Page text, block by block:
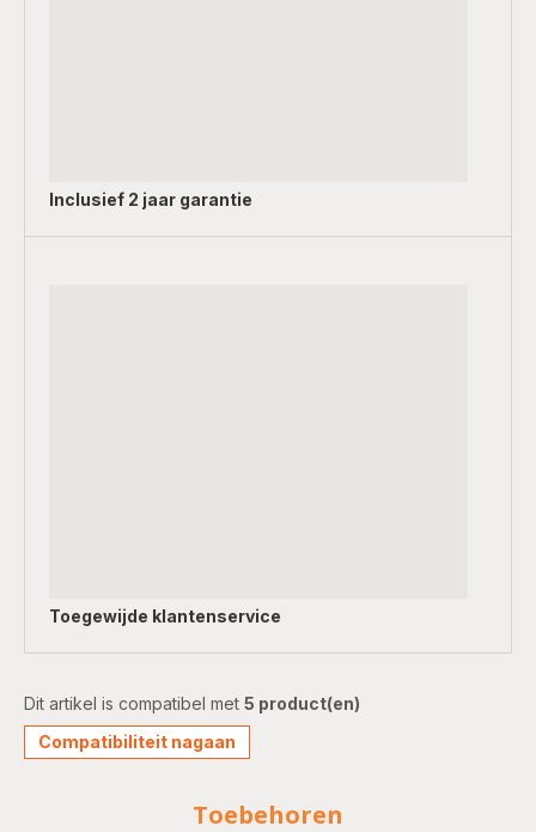
Inclusief 2 jaar garantie
Toegewijde klantenservice
Dit artikel is compatibel met 5 product(en)
Compatibiliteit nagaan
Toebehoren